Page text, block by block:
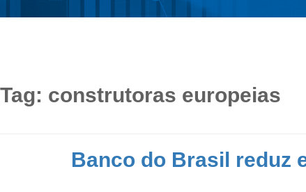
Tag: construtoras europeias
Banco do Brasil reduz